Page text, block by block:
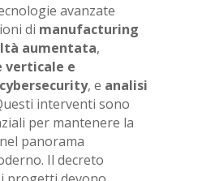
avanzate
di manufacturing
aumentata,
verticale e
cybersecurity, e analisi
interventi sono
per mantenere la
panorama
Il decreto